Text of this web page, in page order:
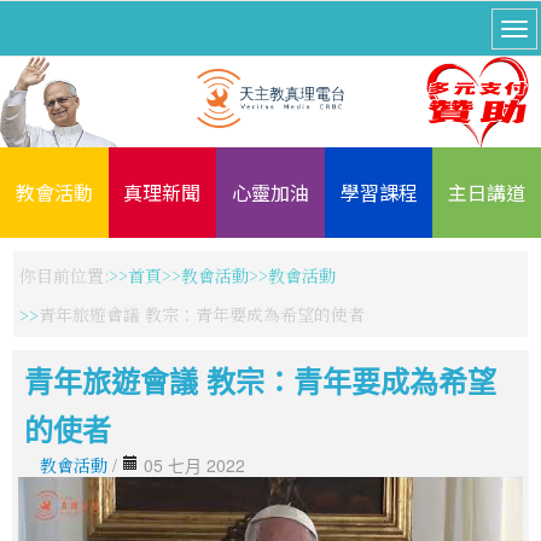
教會活動 真理新聞 心靈加油 學習課程 主日講道
你目前位置: 首頁 教會活動
教會活動
青年旅遊會議 教宗：青年要成為希望的使者
青年旅遊會議 教宗：青年要成為希望
的使者
教會活動 / 05 七月 2022